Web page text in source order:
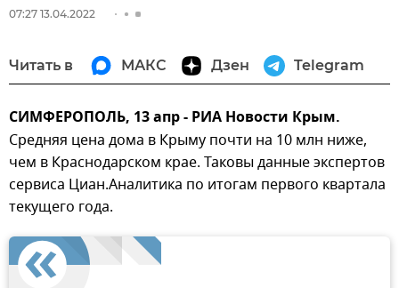
07:27 13.04.2022
Читать в МАКС Дзен Telegram
СИМФЕРОПОЛЬ, 13 апр - РИА Новости Крым.
Средняя цена дома в Крыму почти на 10 млн ниже,
чем в Краснодарском крае. Таковы данные экспертов
сервиса Циан.Аналитика по итогам первого квартала
текущего года.